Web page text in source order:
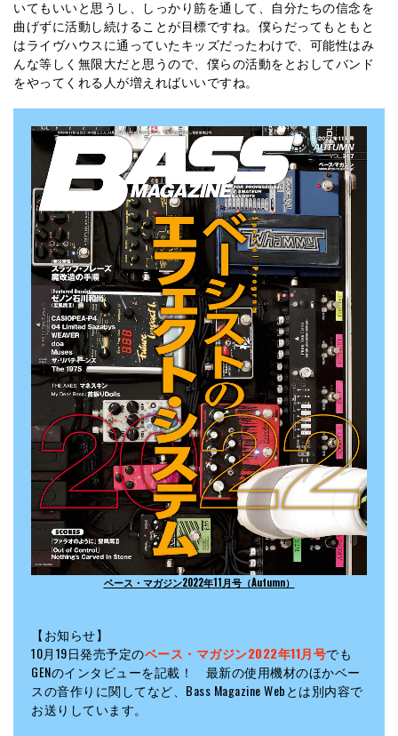
いてもいいと思うし、しっかり筋を通して、自分たちの信念を
曲げずに活動し続けることが目標ですね。僕らだってもともと
はライヴハウスに通っていたキッズだったわけで、可能性はみ
んな等しく無限大だと思うので、僕らの活動をとおしてバンド
をやってくれる人が増えればいいですね。
ベース・マガジン2022年11月号（Autumn）
【お知らせ】
10月19日発売予定のベース・マガジン2022年11月号でも
GENのインタビューを記載！ 最新の使用機材のほかベー
スの音作りに関してなど、Bass Magazine Webとは別内容で
お送りしています。